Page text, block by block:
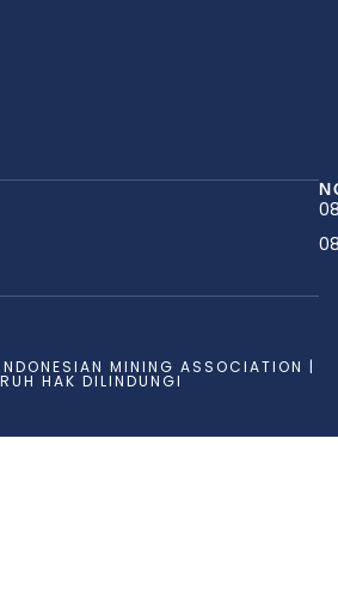
MINING ASSOCIATION |
HAK DILINDUNGI